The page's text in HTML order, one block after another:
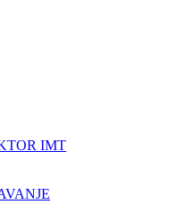
IMT